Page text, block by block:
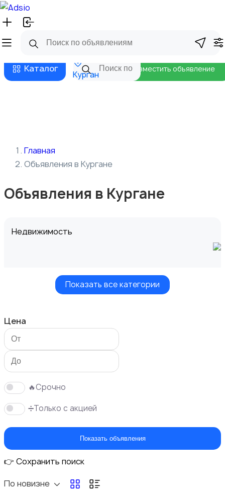
Русский
Бизнес тарифы
Каталог
Курган
Разместить объявление
Главная
Объявления в Кургане
Объявления в Кургане
Недвижимость
Вакансии
Показать все категории
Цена
🔥Срочно
➗Только с акцией
Показать объявления
👉 Сохранить поиск
По новизне